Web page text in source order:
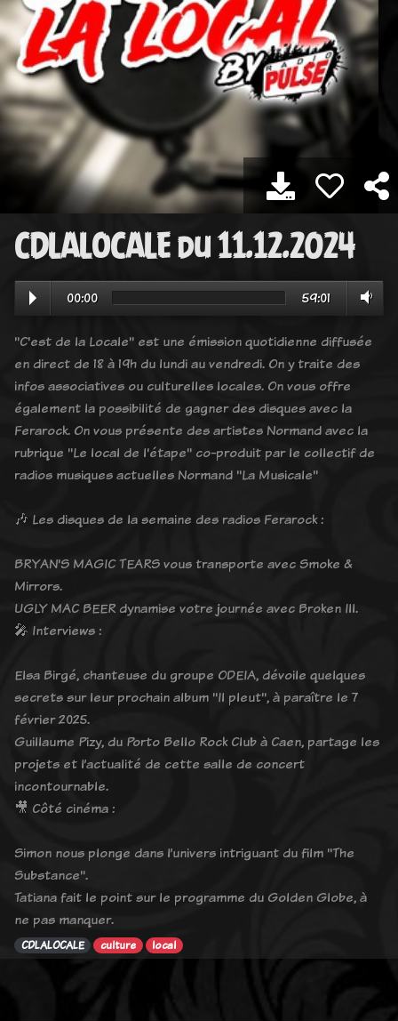
CDLALOCALE du 11.12.2024
00:00 59:01
"C'est de la Locale" est une émission quotidienne diffusée
en direct de 18 à 19h du lundi au vendredi. On y traite des
infos associatives ou culturelles locales. On vous offre
également la possibilité de gagner des disques avec la
Ferarock. On vous présente des artistes Normand avec la
rubrique "Le local de l'étape" co-produit par le collectif de
radios musiques actuelles Normand "La Musicale"
🎶 Les disques de la semaine des radios Ferarock :
BRYAN'S MAGIC TEARS vous transporte avec Smoke &
Mirrors.
UGLY MAC BEER dynamise votre journée avec Broken Ill.
🎤 Interviews :
Elsa Birgé, chanteuse du groupe ODEIA, dévoile quelques
secrets sur leur prochain album "Il pleut", à paraître le 7
février 2025.
Guillaume Pizy, du Porto Bello Rock Club à Caen, partage les
projets et l’actualité de cette salle de concert
incontournable.
🎥 Côté cinéma :
Simon nous plonge dans l’univers intriguant du film "The
Substance".
Tatiana fait le point sur le programme du Golden Globe, à
ne pas manquer.
CDLALOCALE culture local